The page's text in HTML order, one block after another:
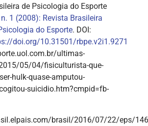
de Psicologia do Esporte
1 (2008): Revista Brasileira
do Esporte. DOI:
doi.org/10.31501/rbpe.v2i1.9271
ultimas-
05/04/fisiculturista-que-
hulk-quase-amputou-
suicidio.htm?cmpid=fb-
brasil/2016/07/22/eps/